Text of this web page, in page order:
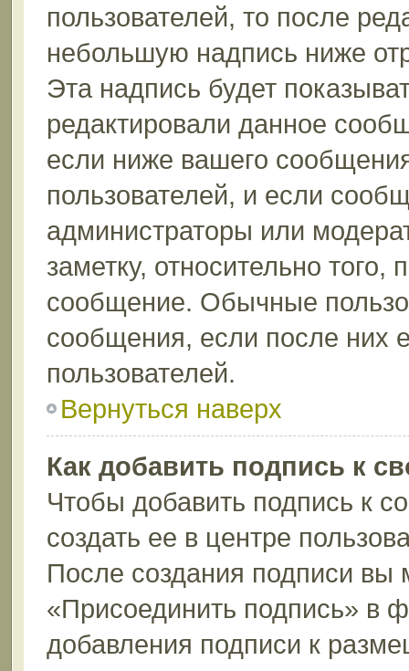
пользователей, то после
небольшую надпись ниже
Эта надпись будет
редактировали данное
если ниже вашего
пользователей, и если
администраторы или
заметку, относительно
сообщение. Обычные
сообщения, если после них
пользователей.
Вернуться наверх
Как добавить подпись к
Чтобы добавить подпись к
создать ее в центре
После создания подписи вы
«Присоединить подпись» в
добавления подписи к